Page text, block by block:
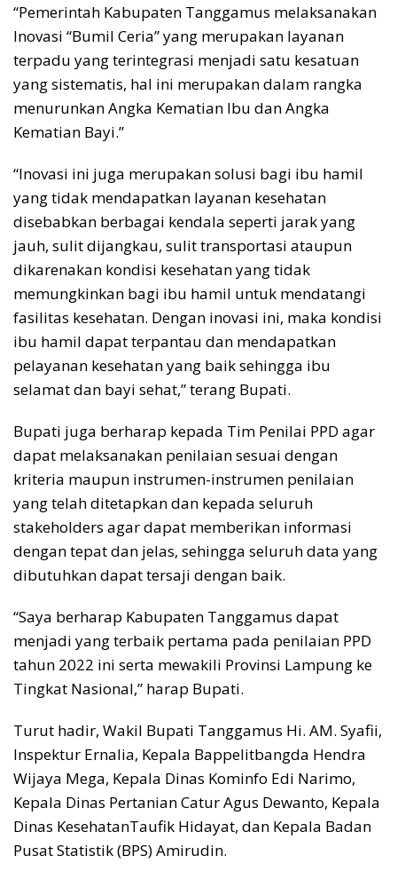
“Pemerintah Kabupaten Tanggamus melaksanakan
Inovasi “Bumil Ceria” yang merupakan layanan
terpadu yang terintegrasi menjadi satu kesatuan
yang sistematis, hal ini merupakan dalam rangka
menurunkan Angka Kematian Ibu dan Angka
Kematian Bayi.”
“Inovasi ini juga merupakan solusi bagi ibu hamil
yang tidak mendapatkan layanan kesehatan
disebabkan berbagai kendala seperti jarak yang
jauh, sulit dijangkau, sulit transportasi ataupun
dikarenakan kondisi kesehatan yang tidak
memungkinkan bagi ibu hamil untuk mendatangi
fasilitas kesehatan. Dengan inovasi ini, maka kondisi
ibu hamil dapat terpantau dan mendapatkan
pelayanan kesehatan yang baik sehingga ibu
selamat dan bayi sehat,” terang Bupati.
Bupati juga berharap kepada Tim Penilai PPD agar
dapat melaksanakan penilaian sesuai dengan
kriteria maupun instrumen-instrumen penilaian
yang telah ditetapkan dan kepada seluruh
stakeholders agar dapat memberikan informasi
dengan tepat dan jelas, sehingga seluruh data yang
dibutuhkan dapat tersaji dengan baik.
“Saya berharap Kabupaten Tanggamus dapat
menjadi yang terbaik pertama pada penilaian PPD
tahun 2022 ini serta mewakili Provinsi Lampung ke
Tingkat Nasional,” harap Bupati.
Turut hadir, Wakil Bupati Tanggamus Hi. AM. Syafii,
Inspektur Ernalia, Kepala Bappelitbangda Hendra
Wijaya Mega, Kepala Dinas Kominfo Edi Narimo,
Kepala Dinas Pertanian Catur Agus Dewanto, Kepala
Dinas KesehatanTaufik Hidayat, dan Kepala Badan
Pusat Statistik (BPS) Amirudin.